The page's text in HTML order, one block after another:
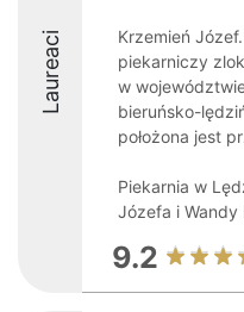
Laureaci
Krzemień
piekarniczy
w
bieruńsko-
położona jest
Piekarnia w
Józefa i Wandy
9.2